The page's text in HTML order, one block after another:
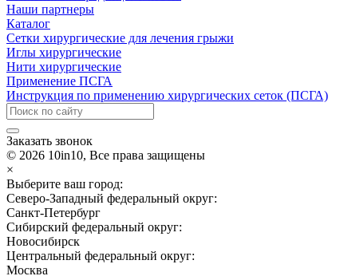
Наши партнеры
Каталог
Сетки хирургические для лечения грыжи
Иглы хирургические
Нити хирургические
Применение ПСГА
Инструкция по применению хирургических сеток (ПСГА)
Заказать звонок
© 2026 10in10, Все права защищены
×
Выберите ваш город:
Северо-Западный федеральный округ:
Санкт-Петербург
Сибирский федеральный округ:
Новосибирск
Центральный федеральный округ:
Москва